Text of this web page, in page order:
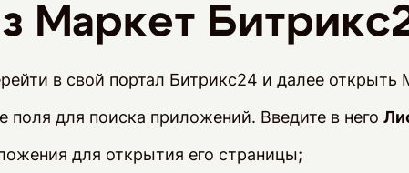
Маркет
в свой портал Битрикс24 и далее
поля для поиска приложений. Введите в него
для открытия его страницы;